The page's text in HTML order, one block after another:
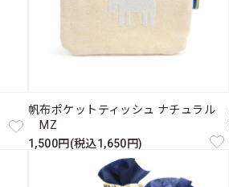
帆布ポケットティッシュ ナチュラル
MZ
1,500円(税込1,650円)